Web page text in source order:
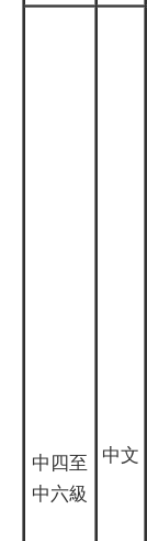
中四至
中六級
中文